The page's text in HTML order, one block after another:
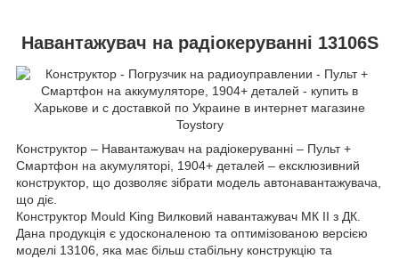
Навантажувач на радіокеруванні 13106S
Конструктор – Навантажувач на радіокеруванні – Пульт +
Смартфон на акумуляторі, 1904+ деталей – ексклюзивний
конструктор, що дозволяє зібрати модель автонавантажувача,
що діє.
Конструктор Mould King Вилковий навантажувач МК II з ДК.
Дана продукція є удосконаленою та оптимізованою версією
моделі 13106, яка має більш стабільну конструкцію та